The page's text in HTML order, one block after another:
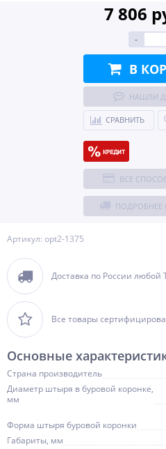
Артикул: opt2-1375
Доставка по России любой
Все товары
7 806
-
В
НАШЛИ
СРАВНИТЬ
ВСЕ
ПОДРОБНЕЕ
Основные
Страна производитель
Диаметр штыря в буровой коронке,
мм
Форма штыря буровой коронки
Габариты, мм